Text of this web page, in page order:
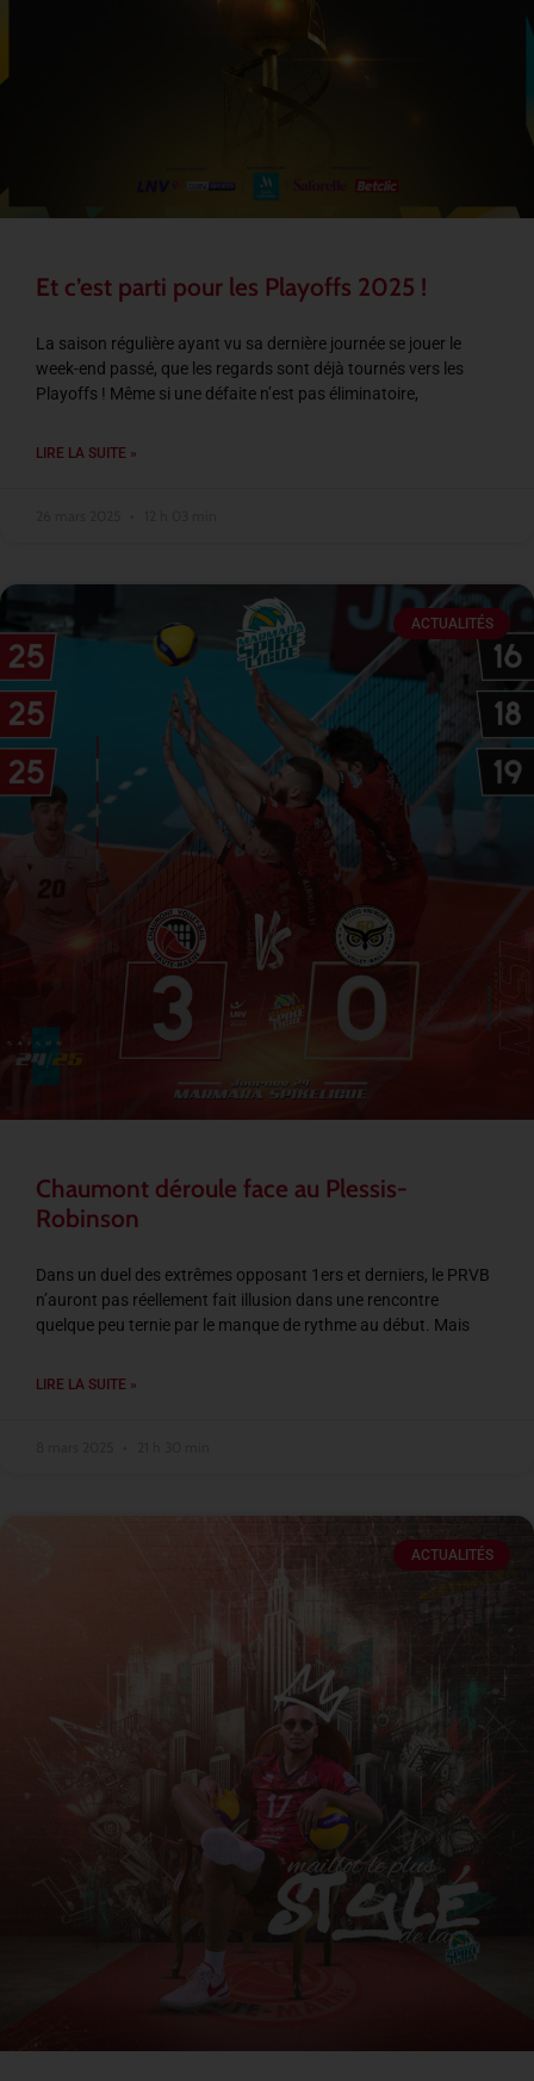
Et c’est parti pour les Playoffs 2025 !
La saison régulière ayant vu sa dernière journée se jouer le
week-end passé, que les regards sont déjà tournés vers les
Playoffs ! Même si une défaite n’est pas éliminatoire,
LIRE LA SUITE »
ACTUALITÉS
Chaumont déroule face au Plessis-
Robinson
Dans un duel des extrêmes opposant 1ers et derniers, le PRVB
n’auront pas réellement fait illusion dans une rencontre
quelque peu ternie par le manque de rythme au début. Mais
LIRE LA SUITE »
ACTUALITÉS